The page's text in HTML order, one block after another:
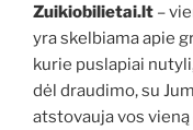
Zuikiobilietai.lt –
yra skelbiama apie
kurie puslapiai
dėl draudimo, su
atstovauja vos